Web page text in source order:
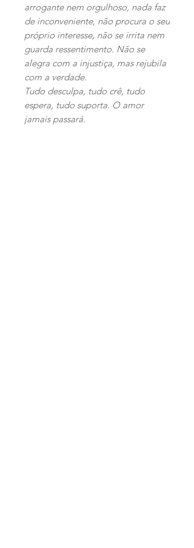
arrogante nem orgulhoso, nada faz
de inconveniente, não procura o seu
próprio interesse, não se irrita nem
guarda ressentimento. Não se
alegra com a injustiça, mas rejubila
com a verdade.
Tudo desculpa, tudo crê, tudo
espera, tudo suporta. O amor
jamais passará.